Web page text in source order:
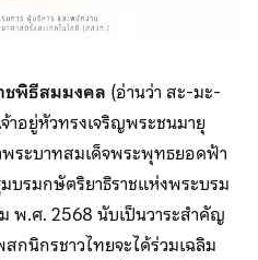
ชพิธีสมมงคล (อ่านว่า สะ-มะ-
อยู่หัวทรงเจริญพระชนมายุ
ระบาทสมเด็จพระพุทธยอดฟ้า
บรมกษัตริยาธิราชแห่งพระบรม
พ.ศ. 2568 นับเป็นวาระสำคัญ
กนิกรชาวไทยจะได้ร่วมเฉลิม